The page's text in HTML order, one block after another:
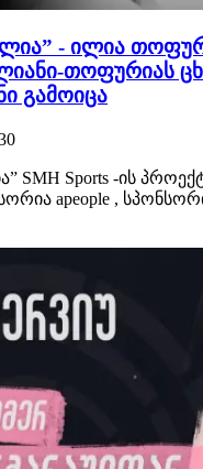
- ილია
თოფურიას
გამოიცა
SMH Sports -ის
apeople ,
SEU , მხარდამჭერები -
, Biblusi •